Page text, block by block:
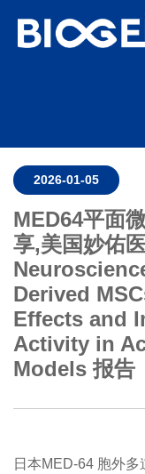
2026-01-05
MED64平面
享,美国妙佑
Derived
Effects and
Activity in
Models 报告
日本MED-64 胞外多